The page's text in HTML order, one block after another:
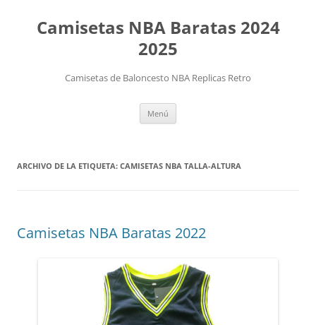
Camisetas NBA Baratas 2024
2025
Camisetas de Baloncesto NBA Replicas Retro
Menú
ARCHIVO DE LA ETIQUETA: CAMISETAS NBA TALLA-ALTURA
Camisetas NBA Baratas 2022